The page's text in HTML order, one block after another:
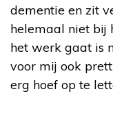
dementie en zit
helemaal niet bij
het werk gaat is
voor mij ook
erg hoef op te